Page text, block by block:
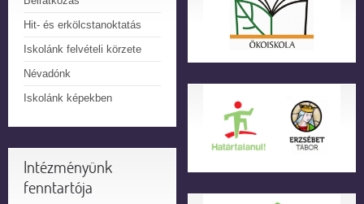
Hit- és erkölcstanoktatás
Iskolánk felvételi körzete
Névadónk
Iskolánk képekben
Intézményünk
fenntartója